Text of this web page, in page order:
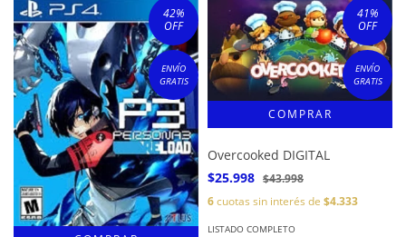
42%
OFF
ENVÍO
GRATIS
41%
OFF
ENVÍO
GRATIS
Overcooked DIGITAL
$25.998 $43.998
6cuotas sin interés de $4.333
LISTADO COMPLETO